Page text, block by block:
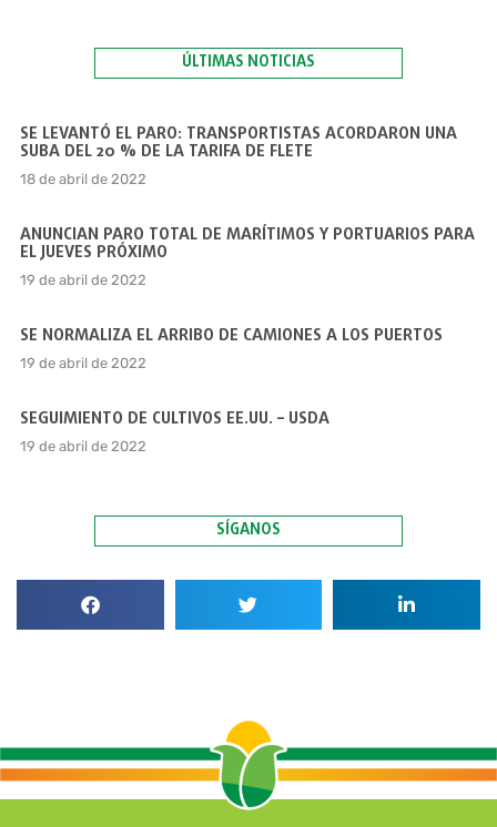
ÚLTIMAS NOTICIAS
SE LEVANTÓ EL PARO: TRANSPORTISTAS ACORDARON UNA
SUBA DEL 20 % DE LA TARIFA DE FLETE
18 de abril de 2022
ANUNCIAN PARO TOTAL DE MARÍTIMOS Y PORTUARIOS PARA
EL JUEVES PRÓXIMO
19 de abril de 2022
SE NORMALIZA EL ARRIBO DE CAMIONES A LOS PUERTOS
19 de abril de 2022
SEGUIMIENTO DE CULTIVOS EE.UU. – USDA
19 de abril de 2022
SÍGANOS